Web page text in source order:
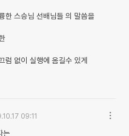
한 스승님 선배님들 의 말씀을
럼 없이 실행에 옴길수 있게
09:11
는